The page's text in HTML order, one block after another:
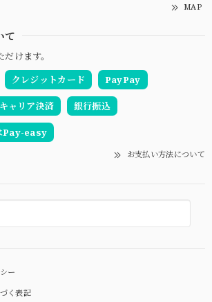
MAP
て
けます。
クレジットカード PayPay
キャリア決済 銀行振込
Pay-easy
お支払い方法について
ー
く表記